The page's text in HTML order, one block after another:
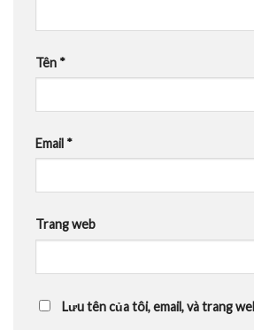
Tên *
Email *
Trang web
Lưu tên của tôi, email, và trang